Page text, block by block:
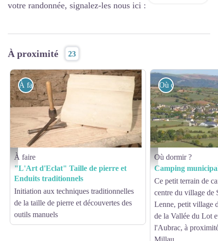
votre randonnée, signalez-les nous ici :
À proximité 23
"L'Art d'Eclat" Taille de pierre et Enduits traditionnels - Office de Tourisme des Causses
À faire
À faire
"L'Art d'Eclat" Taille de pierre et
Enduits traditionnels
Initiation aux techniques traditionnelles
de la taille de pierre et découvertes des
outils manuels
CAMPING MUNICIPAL
Où dormir ?
Où dormir ?
Camping
Ce petit terrain de
centre du village de
Lenne, petit village
de la Vallée du Lot
l'Aubrac, à
Millau.